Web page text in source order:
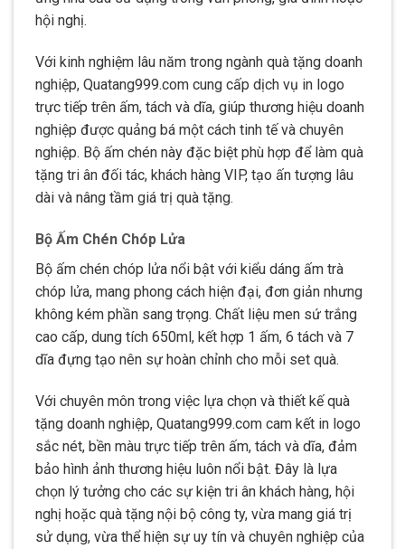
hội nghị.
Với kinh nghiệm lâu năm trong ngành quà tặng doanh
nghiệp, Quatang999.com cung cấp dịch vụ in logo
trực tiếp trên ấm, tách và dĩa, giúp thương hiệu doanh
nghiệp được quảng bá một cách tinh tế và chuyên
nghiệp. Bộ ấm chén này đặc biệt phù hợp để làm quà
tặng tri ân đối tác, khách hàng VIP, tạo ấn tượng lâu
dài và nâng tầm giá trị quà tặng.
Bộ Ấm Chén Chóp Lửa
Bộ ấm chén chóp lửa nổi bật với kiểu dáng ấm trà
chóp lửa, mang phong cách hiện đại, đơn giản nhưng
không kém phần sang trọng. Chất liệu men sứ trắng
cao cấp, dung tích 650ml, kết hợp 1 ấm, 6 tách và 7
dĩa đựng tạo nên sự hoàn chỉnh cho mỗi set quà.
Với chuyên môn trong việc lựa chọn và thiết kế quà
tặng doanh nghiệp, Quatang999.com cam kết in logo
sắc nét, bền màu trực tiếp trên ấm, tách và dĩa, đảm
bảo hình ảnh thương hiệu luôn nổi bật. Đây là lựa
chọn lý tưởng cho các sự kiện tri ân khách hàng, hội
nghị hoặc quà tặng nội bộ công ty, vừa mang giá trị
sử dụng, vừa thể hiện sự uy tín và chuyên nghiệp của